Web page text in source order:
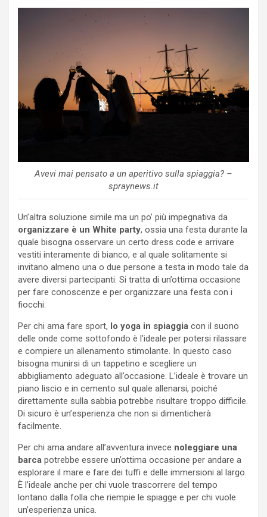
Avevi mai pensato a un aperitivo sulla spiaggia? –
spraynews.it
Un’altra soluzione simile ma un po’ più impegnativa da
organizzare è un White party, ossia una festa durante la
quale bisogna osservare un certo dress code e arrivare
vestiti interamente di bianco, e al quale solitamente si
invitano almeno una o due persone a testa in modo tale da
avere diversi partecipanti. Si tratta di un’ottima occasione
per fare conoscenze e per organizzare una festa con i
fiocchi.
Per chi ama fare sport, lo yoga in spiaggia con il suono
delle onde come sottofondo è l’ideale per potersi rilassare
e compiere un allenamento stimolante. In questo caso
bisogna munirsi di un tappetino e scegliere un
abbigliamento adeguato all’occasione. L’ideale è trovare un
piano liscio e in cemento sul quale allenarsi, poiché
direttamente sulla sabbia potrebbe risultare troppo difficile.
Di sicuro è un’esperienza che non si dimenticherà
facilmente.
Per chi ama andare all’avventura invece noleggiare una
barca potrebbe essere un’ottima occasione per andare a
esplorare il mare e fare dei tuffi e delle immersioni al largo.
È l’ideale anche per chi vuole trascorrere del tempo
lontano dalla folla che riempie le spiagge e per chi vuole
un’esperienza unica.